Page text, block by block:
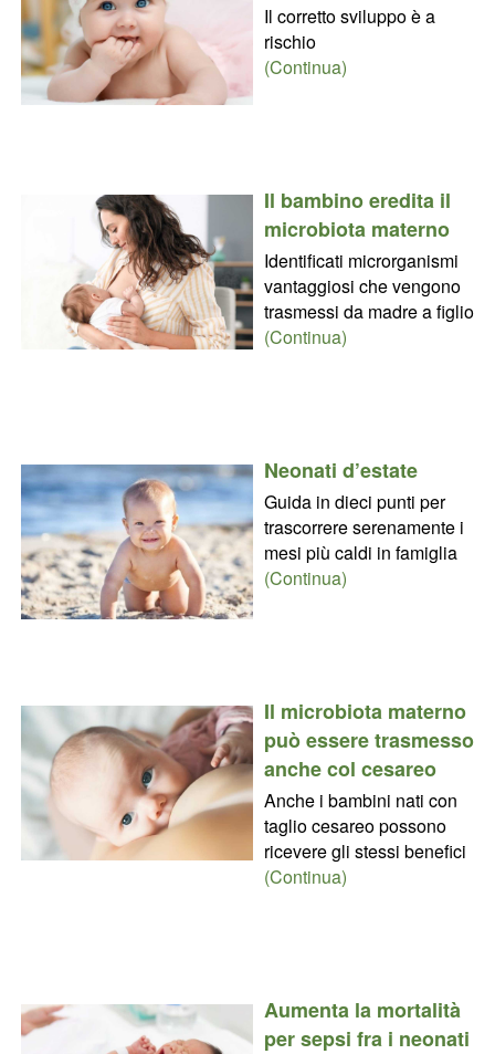
Il corretto sviluppo è a
rischio
(Continua)
Il bambino eredita il
microbiota materno
Identificati microrganismi
vantaggiosi che vengono
trasmessi da madre a figlio
(Continua)
Neonati d’estate
Guida in dieci punti per
trascorrere serenamente i
mesi più caldi in famiglia
(Continua)
Il microbiota materno
può essere trasmesso
anche col cesareo
Anche i bambini nati con
taglio cesareo possono
ricevere gli stessi benefici
(Continua)
Aumenta la mortalità
per sepsi fra i neonati